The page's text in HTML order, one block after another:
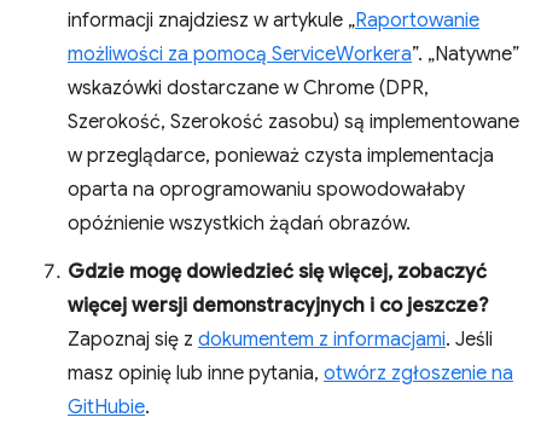
informacji znajdziesz w artykule „Raportowanie
możliwości za pomocą ServiceWorkera”. „Natywne”
wskazówki dostarczane w Chrome (DPR,
Szerokość, Szerokość zasobu) są implementowane
w przeglądarce, ponieważ czysta implementacja
oparta na oprogramowaniu spowodowałaby
opóźnienie wszystkich żądań obrazów.
Gdzie mogę dowiedzieć się więcej, zobaczyć
więcej wersji demonstracyjnych i co jeszcze?
Zapoznaj się z dokumentem z informacjami. Jeśli
masz opinię lub inne pytania, otwórz zgłoszenie na
GitHubie.